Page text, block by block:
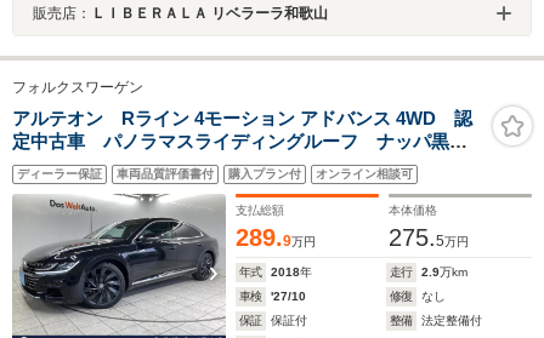
販売店： ＬＩＢＥＲＡＬＡ リベラーラ和歌山
フォルクスワーゲン
アルテオン Rライン 4モーション アドバンス 4WD 認
定中古車 パノラマスライディングルーフ ナッパ黒革
シート オールインセーフティ LEDヘッドランプ 純
正20インチアルミホイール ヘッドアップディスプレ
イ パワーバックドア シートヒーター 7DSG
ディーラー保証 車両品質評価書付 購入プラン付 オンライン相談可
支払総額
289.9万円
本体価格
275.5万円
年式 2018年 走行 2.9万km
車検
'27/10 修復
なし
保証
保証付 整備
法定整備付